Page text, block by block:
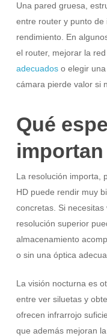
Una pared gruesa,
entre router y punto de
rendimiento. En
el router, mejorar la
adecuadoso elegir una
cámara pierde valor si
Qué
La resolución importa,
HD puede rendir muy
concretas. Si
resolución superior
almacenamiento
o sin una óptica
La visión nocturna es
entre ver siluetas y
ofrecen infrarrojo
que además mejoran